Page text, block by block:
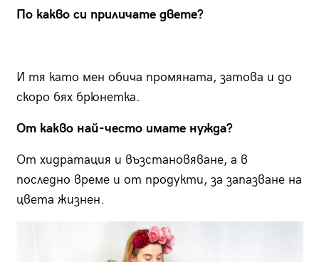
По какво си приличате двете?
И тя като мен обича промяната, затова и до
скоро бях брюнетка.
От какво най-често имате нужда?
От хидратация и възстановяване, а в
последно време и от продукти, за запазване на
цвета жизнен.